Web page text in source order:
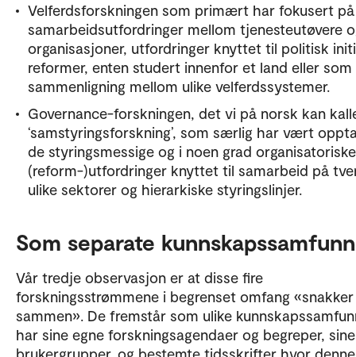
Velferdsforskningen som primært har fokusert på
samarbeidsutfordringer mellom tjenesteutøvere
organisasjoner, utfordringer knyttet til politisk
reformer, enten studert innenfor et land eller som
sammenligning mellom ulike velferdssystemer.
Governance-forskningen, det vi på norsk kan
‘samstyringsforskning’, som særlig har vært
de styringsmessige og i noen grad organisatoriske
(reform-)utfordringer knyttet til samarbeid på
ulike sektorer og hierarkiske styringslinjer.
Som separate kunnskapssamfunn
Vår tredje observasjon er at disse fire
forskningsstrømmene i begrenset omfang «snakker
sammen». De fremstår som ulike
har sine egne forskningsagendaer og begreper,